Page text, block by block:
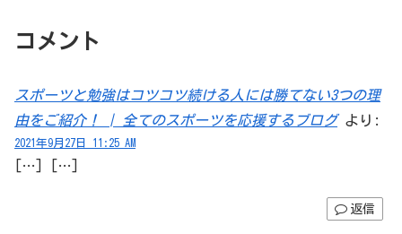
コメント
スポーツと勉強はコツコツ続ける人には勝てない3つの理
由をご紹介！ | 全てのスポーツを応援するブログ より:
2021年9月27日 11:25 AM
[…] […]
返信